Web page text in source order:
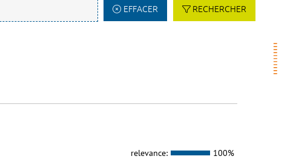
EFFACER RECHERCHER
relevance: 100%